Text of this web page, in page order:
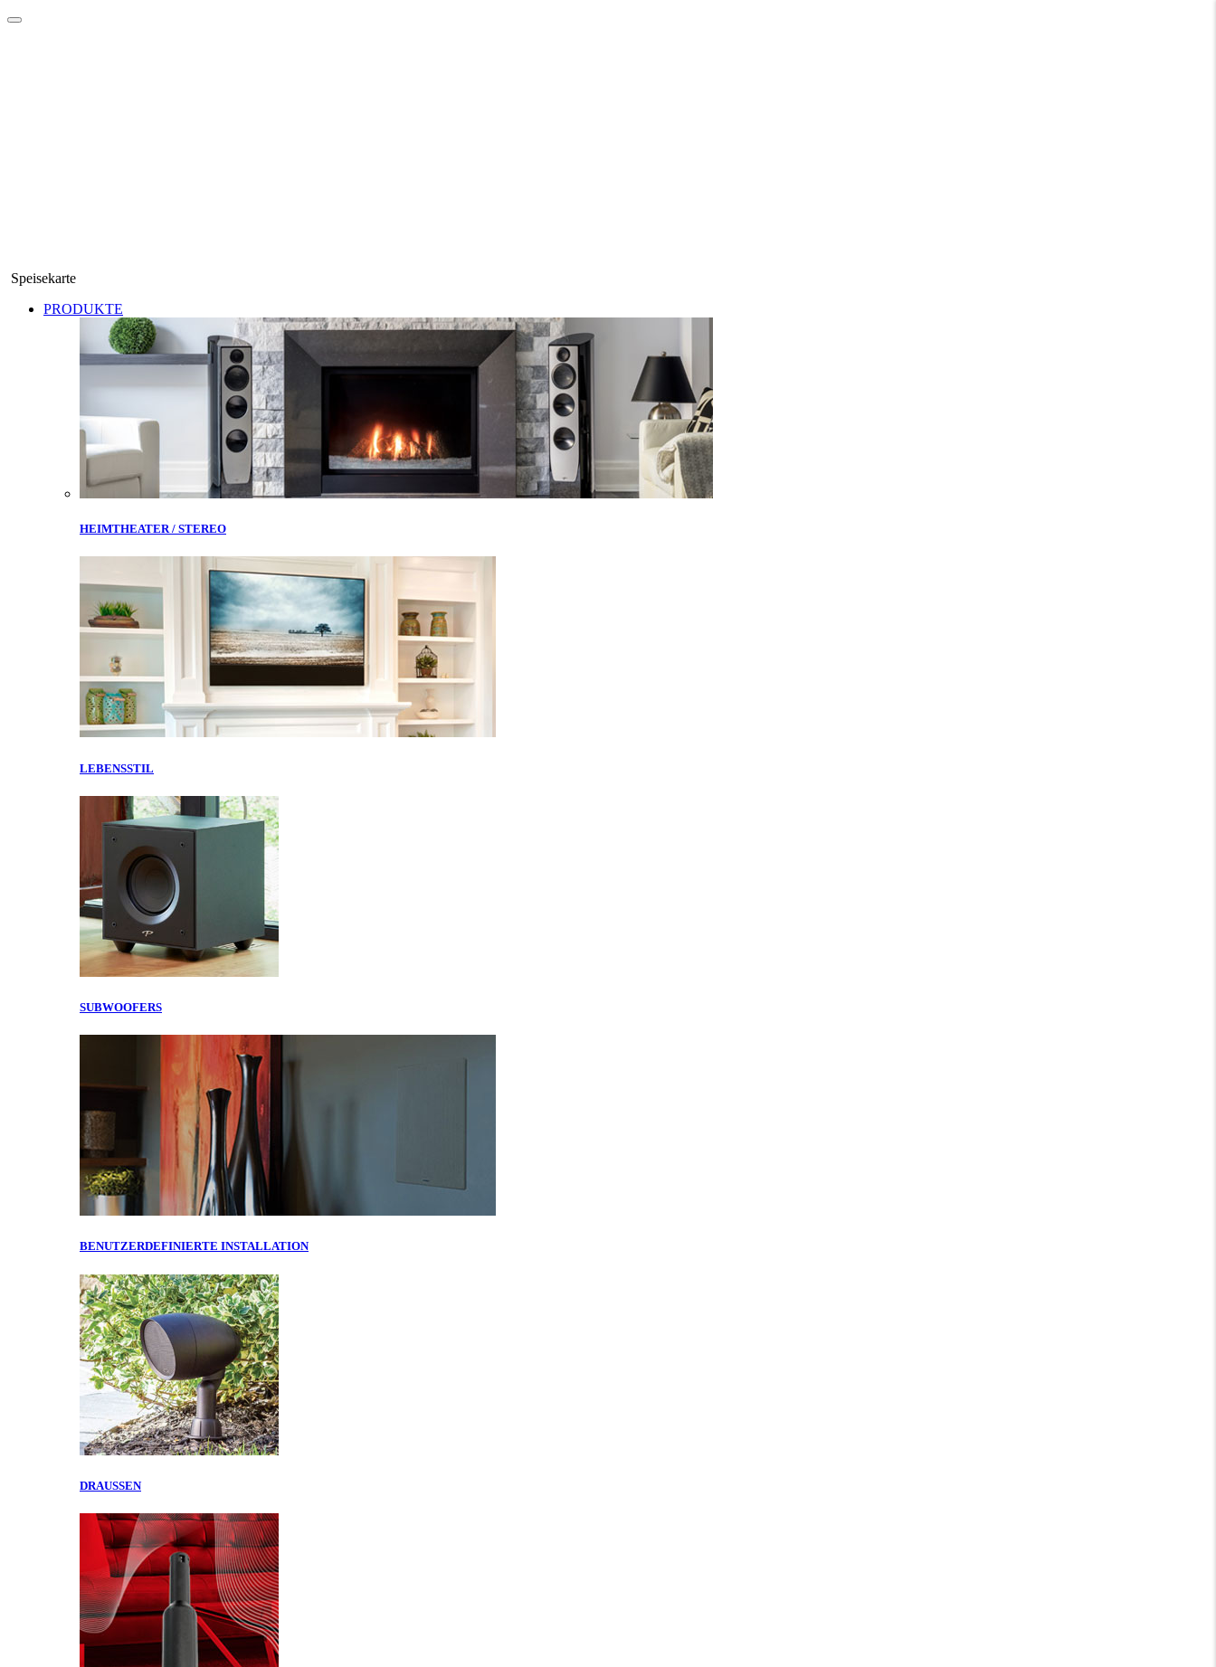
Speisekarte
PRODUKTE
HEIMTHEATER / STEREO
LEBENSSTIL
SUBWOOFERS
BENUTZERDEFINIERTE INSTALLATION
DRAUSSEN